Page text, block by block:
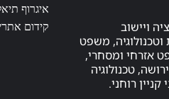
ויישוב
משפט
אזרחי ומסחרי,
טכנולוגיה
רוחני.
איגרוף
קידום